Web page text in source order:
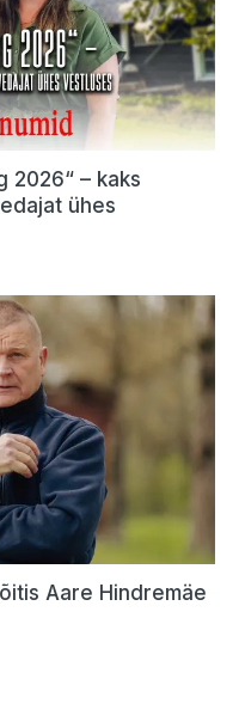
2026“ – kaks
ühes
Aare Hindremäe